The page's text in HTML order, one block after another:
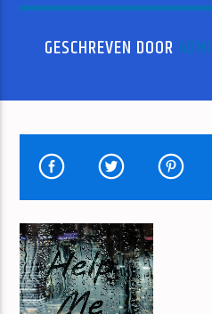
HUIDIG NUMMER
GOUD EN FOUTSHOW
JOS NETTEN
GESCHREVEN DOOR